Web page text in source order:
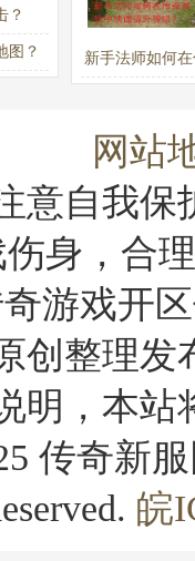
？
图？ 新手法师如何
网站
意自我
身，合
游戏开
创整理
明，本站
传奇新
皖